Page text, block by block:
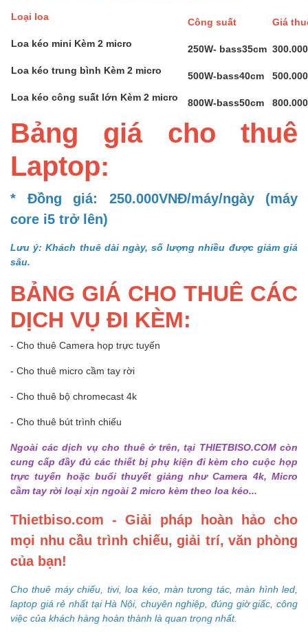
Loại loa Công suất
Giá
Loa kéo mini Kèm 2 micro
250W- bass35cm
Loa kéo trung bình Kèm 2 micro
500W-bass40cm
Loa kéo công suất lớn Kèm 2 micro
800W-bass50cm
Bảng giá cho thuê
Laptop:
* Đồng giá: 250.000VNĐ/máy/ngày (máy
core i5 trở lên)
Lưu ý: Khách thuê dài ngày, số lượng nhiều được giảm giá
sâu.
BẢNG GIÁ CHO THUÊ CÁC
DỊCH VỤ ĐI KÈM:
- Cho thuê Camera họp trực tuyến
- Cho thuê micro cầm tay rời
- Cho thuê bộ chromecast 4k
- Cho thuê bút trình chiếu
Ngoài các dịch vụ cho thuê ở trên, tại THIETBISO.COM còn
cung cấp đầy đủ các thiết bị phụ kiện đi kèm cho cuộc họp
trực tuyến hoặc buổi thuyết giảng như Camera 4k, Micro
cầm tay rời loại xịn ngoài 2 micro kèm theo loa kéo...
Thietbiso.com - Giải pháp hoàn hảo cho
mọi nhu cầu trình chiếu, giải trí, văn phòng
của bạn!
Cho thuê máy chiếu, tivi, loa kéo, màn tương tác, màn hình led,
laptop giá rẻ nhất tại Hà Nội, chuyên nghiệp, đúng giờ giấc, công
việc của khách hàng hoàn thành là quan trọng nhất.